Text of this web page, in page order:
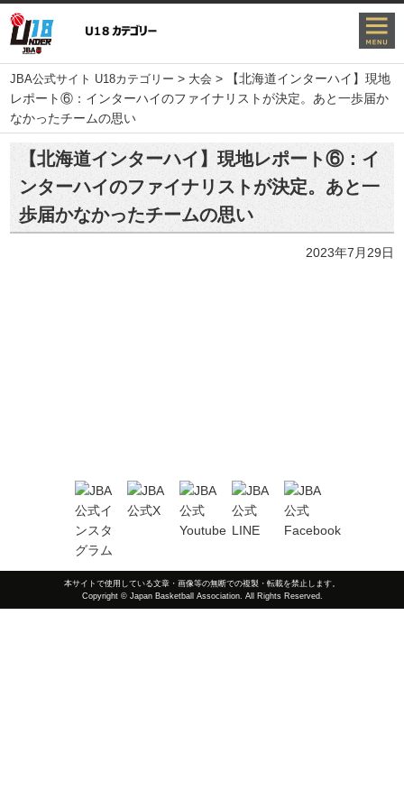
JBA公式サイト U18カテゴリー > 大会 >
【北海道インターハイ】現地
レポート⑥：インターハイのファイナリストが決定。あと一歩届か
なかったチームの思い
【北海道インターハイ】現地レポート⑥：イ
ンターハイのファイナリストが決定。あと一
歩届かなかったチームの思い
2023年7月29日
本サイトで使用している文章・画像等の無断での複製・転載を禁止します。
Copyright © Japan Basketball Association. All Rights Reserved.